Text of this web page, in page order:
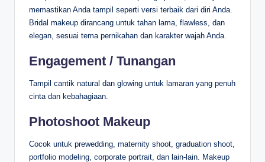
memastikan Anda tampil seperti versi terbaik dari diri Anda.
Bridal makeup dirancang untuk tahan lama, flawless, dan
elegan, sesuai tema pernikahan dan karakter wajah Anda.
Engagement / Tunangan
Tampil cantik natural dan glowing untuk lamaran yang penuh
cinta dan kebahagiaan.
Photoshoot Makeup
Cocok untuk prewedding, maternity shoot, graduation shoot,
portfolio modeling, corporate portrait, dan lain-lain. Makeup